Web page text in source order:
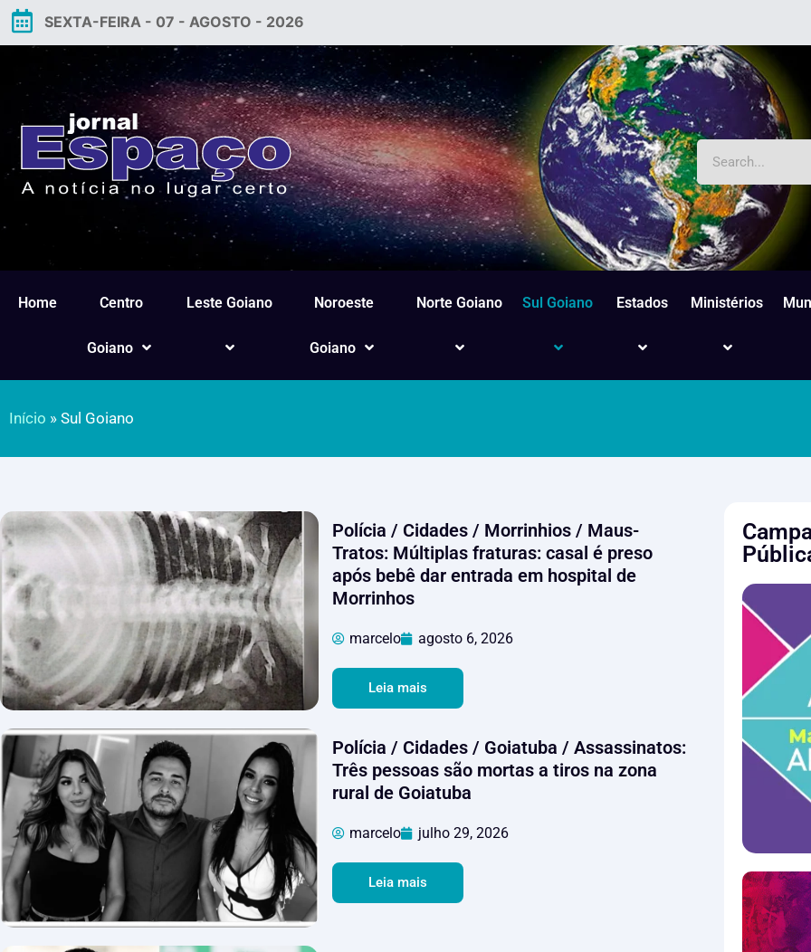
SEXTA-FEIRA - 07 - AGOSTO - 2026
Home Centro
Goiano
Leste Goiano Noroeste
Goiano
Norte Goiano Sul Goiano Estados Ministérios
Início » Sul Goiano
Polícia / Cidades / Morrinhios / Maus-
Tratos: Múltiplas fraturas: casal é preso
após bebê dar entrada em hospital de
Morrinhos
marcelo agosto 6, 2026
Leia mais
Polícia / Cidades / Goiatuba / Assassinatos:
Três pessoas são mortas a tiros na zona
rural de Goiatuba
marcelo julho 29, 2026
Leia mais